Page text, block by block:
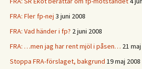
FRA: Fler fp-nej 3 juni 2008
FRA: Vad händer i fp? 2 juni 2008
FRA: …men jag har rent mjöl i påsen… 21
Stoppa FRA-förslaget, bakgrund 19 maj 2008